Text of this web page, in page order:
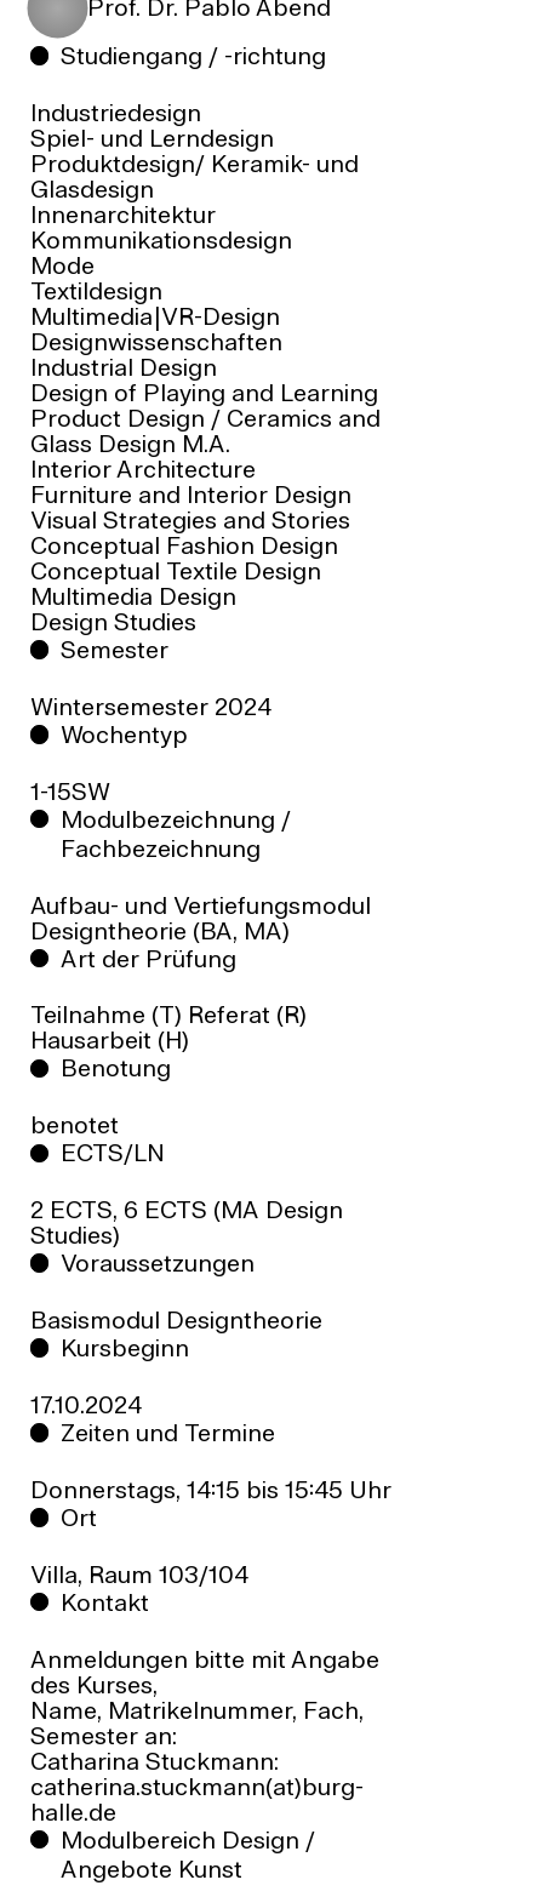
Prof. Dr. Pablo Abend
Studiengang / -richtung
Industriedesign
Spiel- und Lerndesign
Produktdesign/ Keramik- und
Glasdesign
Innenarchitektur
Kommunikationsdesign
Mode
Textildesign
Multimedia|VR-Design
Designwissenschaften
Industrial Design
Design of Playing and Learning
Product Design / Ceramics and
Glass Design M.A.
Interior Architecture
Furniture and Interior Design
Visual Strategies and Stories
Conceptual Fashion Design
Conceptual Textile Design
Multimedia Design
Design Studies
Semester
Wintersemester 2024
Wochentyp
1-15SW
Modulbezeichnung /
Fachbezeichnung
Aufbau- und Vertiefungsmodul
Designtheorie (BA, MA)
Art der Prüfung
Teilnahme (T) Referat (R)
Hausarbeit (H)
Benotung
benotet
ECTS/LN
2 ECTS, 6 ECTS (MA Design
Studies)
Voraussetzungen
Basismodul Designtheorie
Kursbeginn
17.10.2024
Zeiten und Termine
Donnerstags, 14:15 bis 15:45 Uhr
Ort
Villa, Raum 103/104
Kontakt
Anmeldungen bitte mit Angabe
des Kurses,
Name, Matrikelnummer, Fach,
Semester an:
Catharina Stuckmann:
catherina.stuckmann(at)burg-
halle.de
Modulbereich Design /
Angebote Kunst